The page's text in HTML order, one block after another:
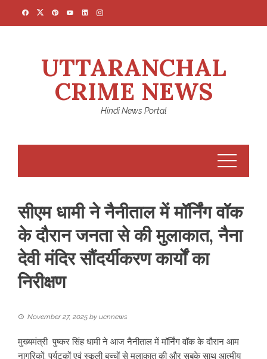
UTTARANCHAL
CRIME NEWS
Hindi News Portal
सीएम धामी ने नैनीताल में मॉर्निंग वॉक
के दौरान जनता से की मुलाकात, नैना
देवी मंदिर सौंदर्यीकरण कार्यों का
निरीक्षण
November 27, 2025 by ucnnews
मुख्यमंत्री पुष्कर सिंह धामी ने आज नैनीताल में मॉर्निंग वॉक के दौरान आम
नागरिकों, पर्यटकों एवं स्कूली बच्चों से मुलाकात की और सबके साथ आत्मीय